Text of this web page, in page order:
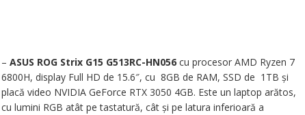
– ASUS ROG Strix G15 G513RC-HN056cu procesor AMD Ryzen 7
6800H, display Full HD de 15.6″, cu 8GB de RAM, SSD de 1TB și
placă video NVIDIA GeForce RTX 3050 4GB. Este un laptop arătos,
cu lumini RGB atât pe tastatură, cât și pe latura inferioară a